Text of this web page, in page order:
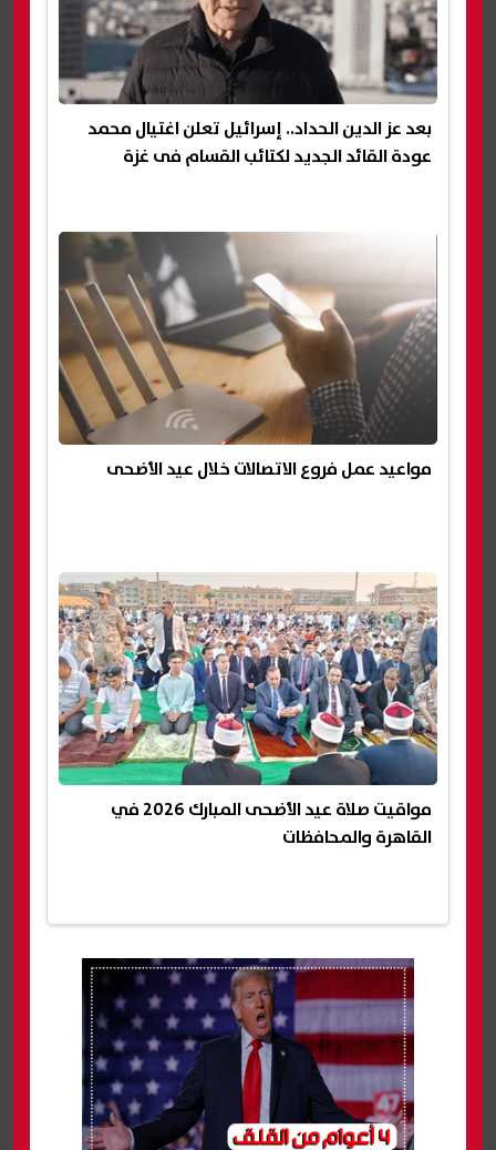
بعد عز الدين الحداد.. إسرائيل تعلن اغتيال محمد
عودة القائد الجديد لكتائب القسام فى غزة
مواعيد عمل فروع الاتصالات خلال عيد الأضحى
مواقيت صلاة عيد الأضحى المبارك 2026 في
القاهرة والمحافظات